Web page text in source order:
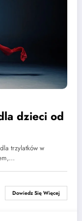
dzieci od
trzylatków w
Dowiedz Się Więcej